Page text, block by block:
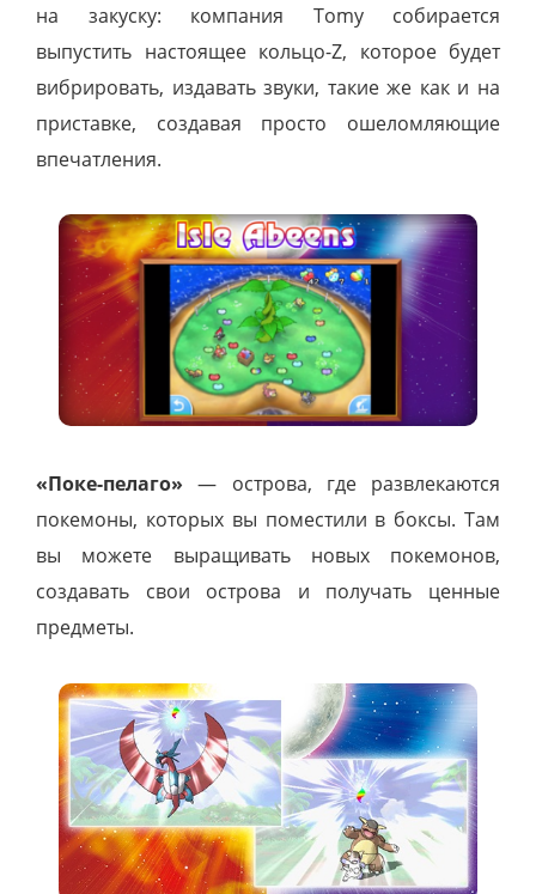
на закуску: компания Tomy собирается
выпустить настоящее кольцо-Z, которое будет
вибрировать, издавать звуки, такие же как и на
приставке, создавая просто ошеломляющие
впечатления.
«Поке-пелаго» — острова, где развлекаются
покемоны, которых вы поместили в боксы. Там
вы можете выращивать новых покемонов,
создавать свои острова и получать ценные
предметы.